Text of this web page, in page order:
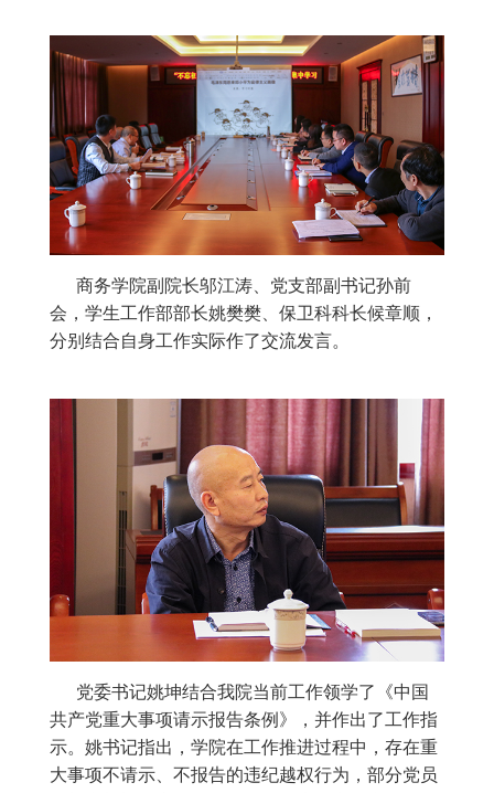
商务学院副院长邬江涛、党支部副书记孙前
会，学生工作部部长姚樊樊、保卫科科长候章顺，
分别结合自身工作实际作了交流发言。
党委书记姚坤结合我院当前工作领学了《中国
共产党重大事项请示报告条例》，并作出了工作指
示。姚书记指出，学院在工作推进过程中，存在重
大事项不请示、不报告的违纪越权行为，部分党员